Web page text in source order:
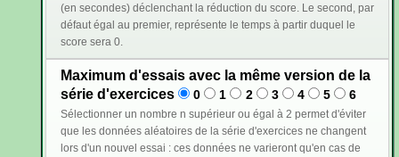
(en secondes) déclenchant la réduction du score. Le second, par
défaut égal au premier, représente le temps à partir duquel le
score sera 0.
Maximum d'essais avec la même version de la
série d'exercices
0 1 2 3 4 5 6
Sélectionner un nombre n supérieur ou égal à 2 permet d'éviter
que les données aléatoires de la série d'exercices ne changent
lors d'un nouvel essai : ces données ne varieront qu'en cas de